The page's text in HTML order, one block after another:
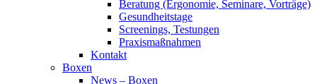
Beratung (Ergonomie, Seminare, Vorträge)
Gesundheitstage
Screenings, Testungen
Praxismaßnahmen
Kontakt
Boxen
News – Boxen